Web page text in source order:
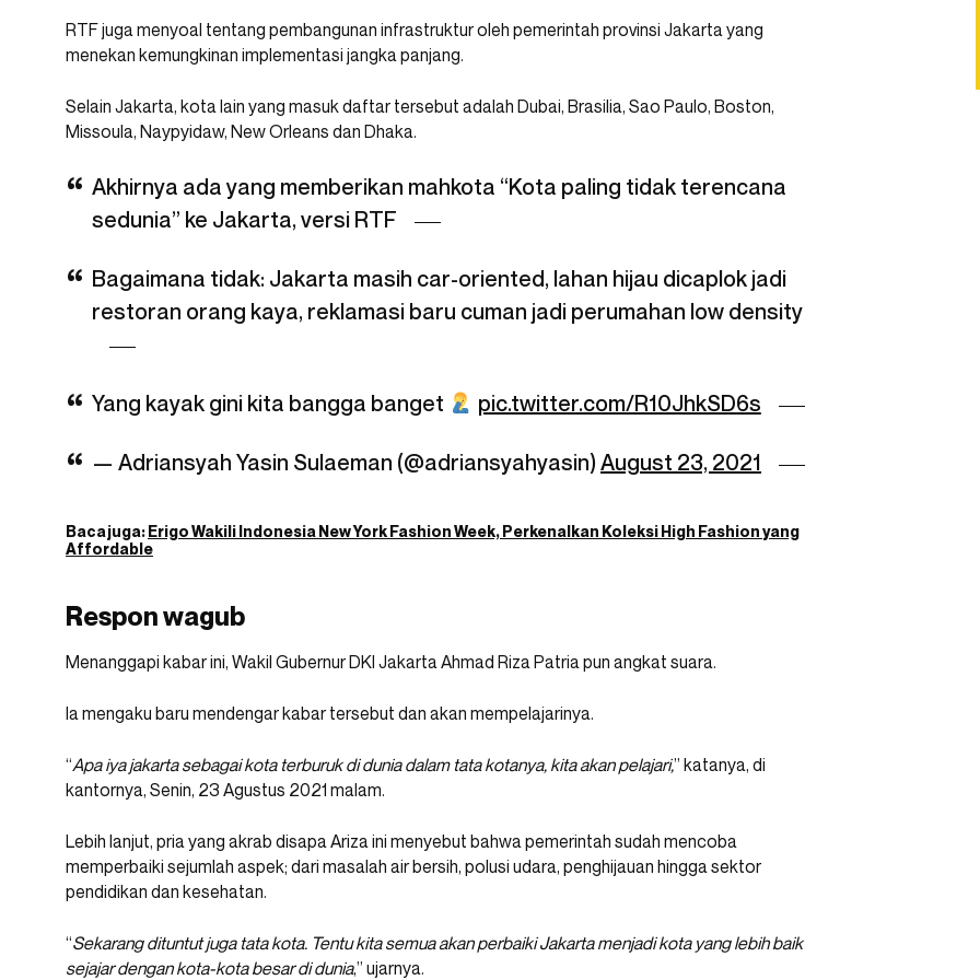
RTF juga menyoal tentang pembangunan infrastruktur oleh pemerintah provinsi Jakarta yang
menekan kemungkinan implementasi jangka panjang.
Selain Jakarta, kota lain yang masuk daftar tersebut adalah Dubai, Brasilia, Sao Paulo, Boston,
Missoula, Naypyidaw, New Orleans dan Dhaka.
Akhirnya ada yang memberikan mahkota “Kota paling tidak terencana
sedunia” ke Jakarta, versi RTF
Bagaimana tidak: Jakarta masih car-oriented, lahan hijau dicaplok jadi
restoran orang kaya, reklamasi baru cuman jadi perumahan low density
Yang kayak gini kita bangga banget pic.twitter.com/R10JhkSD6s
— Adriansyah Yasin Sulaeman (@adriansyahyasin) August 23, 2021
Baca juga:Erigo Wakili Indonesia New York Fashion Week, Perkenalkan Koleksi High Fashion yang
Affordable
Respon wagub
Menanggapi kabar ini, Wakil Gubernur DKI Jakarta Ahmad Riza Patria pun angkat suara.
Ia mengaku baru mendengar kabar tersebut dan akan mempelajarinya.
“Apa iya jakarta sebagai kota terburuk di dunia dalam tata kotanya, kita akan pelajari,” katanya, di
kantornya, Senin, 23 Agustus 2021 malam.
Lebih lanjut, pria yang akrab disapa Ariza ini menyebut bahwa pemerintah sudah mencoba
memperbaiki sejumlah aspek; dari masalah air bersih, polusi udara, penghijauan hingga sektor
pendidikan dan kesehatan.
“Sekarang dituntut juga tata kota. Tentu kita semua akan perbaiki Jakarta menjadi kota yang lebih baik
sejajar dengan kota-kota besar di dunia,” ujarnya.